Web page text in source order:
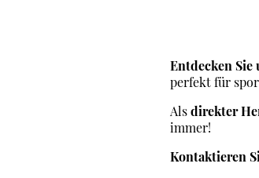
Entdecken Sie
perfekt für
Alsdirekter
immer!
Kontaktieren